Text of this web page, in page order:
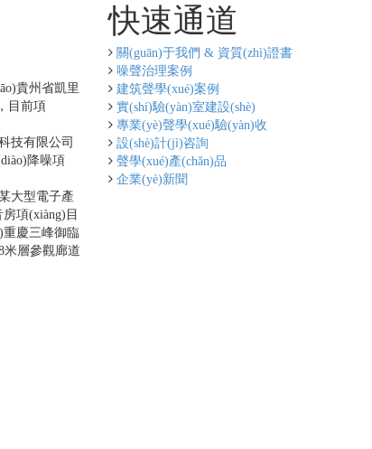
貴州省凱里
目前項
技有限公司
降噪項
大型電子產
項(xiàng)目
重慶三峰御臨
米層參觀廊道
快速通道
關(guān)于我們 & 資質(zhì)證書
噪聲治理案例
建筑聲學(xué)案例
實(shí)驗(yàn)室建設(shè)
專業(yè)聲學(xué)驗(yàn)收
設(shè)計(jì)咨詢
聲學(xué)產(chǎn)品
企業(yè)新聞